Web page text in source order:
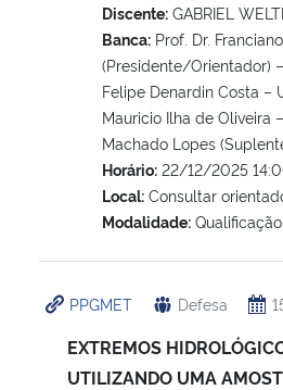
Discente: GABRIEL
Banca: Prof. Dr.
(Presidente/Orientador)
Felipe Denardin Costa –
Mauricio Ilha de Oliveira
Machado Lopes
Horário: 22/12/2025
Local: Consultar
Modalidade:
PPGMET Defesa
EXTREMOS
UTILIZANDO UMA